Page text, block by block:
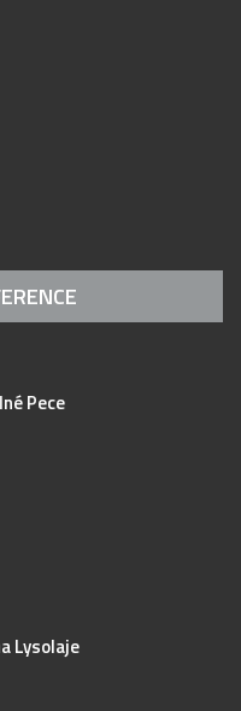
Pece
Lysolaje